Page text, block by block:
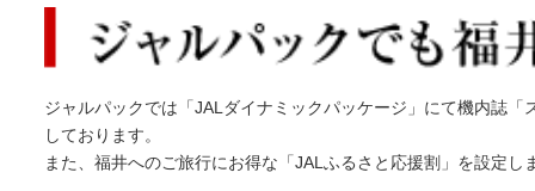
ジャルパックでは「JALダイナミックパッケージ」にて機内誌
しております。
また、福井へのご旅行にお得な「JALふるさと応援割」を設定